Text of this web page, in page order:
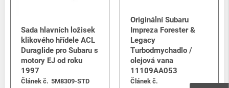
Sada hlavních ložisek
klikového hřídele ACL
Duraglide pro Subaru s
motory EJ od roku
1997
Článek č. 5M8309-STD
Originální Subaru
Impreza Forester &
Legacy
Turbodmychadlo /
olejová vana
11109AA053
Článek č.